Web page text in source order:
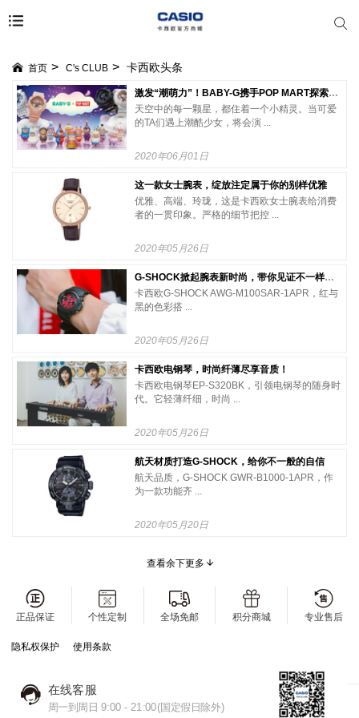
首页 C's CLUB 卡西欧头条
激发“潮萌力”！BABY-G携手POP MART探索梦幻星空
天空中的每一颗星，都住着一个小精灵。当可爱
的TA们遇上潮酷少女，将会演 ...
2020年06月01日
这一款女士腕表，绽放注定属于你的别样优雅
优雅、高端、玲珑，这是卡西欧女士腕表给消费
者的一贯印象。严格的细节把控 ...
2020年05月26日
G-SHOCK掀起腕表新时尚，带你见证不一样坚韧时刻
卡西欧G-SHOCK AWG-M100SAR-1APR，红与
黑的色彩搭 ...
2020年05月26日
卡西欧电钢琴，时尚纤薄尽享音质！
卡西欧电钢琴EP-S320BK，引领电钢琴的随身时
代。它轻薄纤细，时尚 ...
2020年05月26日
航天材质打造G-SHOCK，给你不一般的自信
航天品质，G-SHOCK GWR-B1000-1APR，作
为一款功能齐 ...
2020年05月20日
查看余下更多
正品保证 个性定制 全场免邮 积分商城 专业售后
隐私权保护 使用条款
在线客服
周一到周日 9:00 - 21:00(国定假日除外)